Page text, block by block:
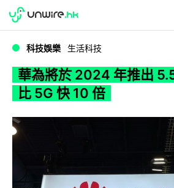
WWDC 2026
科技娛樂 生活科技
華為將於 2024 年推出
比 5G 快 10 倍